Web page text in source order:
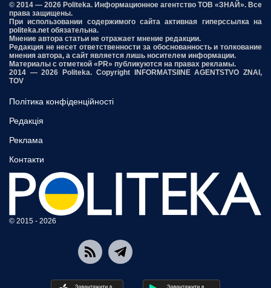
© 2014 — 2026 Politeka. Информационное агентство ТОВ «ЗНАЙ». Все
права защищены.
При использовании содержимого сайта активная гиперссылка на
politeka.net обязательна.
Мнение автора статьи не отражает мнение редакции.
Редакция не несет ответственности за обоснованность и толкование
мнения автора, а сайт является лишь носителем информации.
Материалы с отметкой «PR» публикуются на правах рекламы.
2014 — 2026 Politeka. Copyright INFORMATSIINE AGENTSTVO ZNAI,
TOV
Політика конфіденційності
Редакція
Реклама
Контакти
© 2015 - 2026